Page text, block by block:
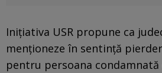
Iniţiativa USR propune ca
menţioneze în sentinţă
pentru persoana